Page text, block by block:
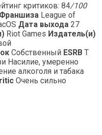
критиков: 84/100
Франшиза League of
Дата выхода 27
Riot Games Издатель(и)
Собственный ESRB T
Насилие, умеренно
алкоголя и табака
Очень сильно